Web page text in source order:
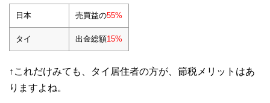
日本 売買益の55%
タイ 出金総額15%
↑これだけみても、タイ居住者の方が、節税メリットはあ
りますよね。